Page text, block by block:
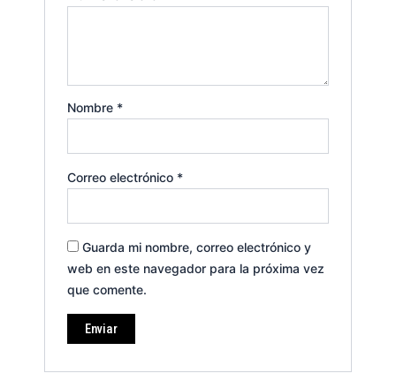
Nombre *
Correo electrónico *
Guarda mi nombre, correo electrónico y
web en este navegador para la próxima vez
que comente.